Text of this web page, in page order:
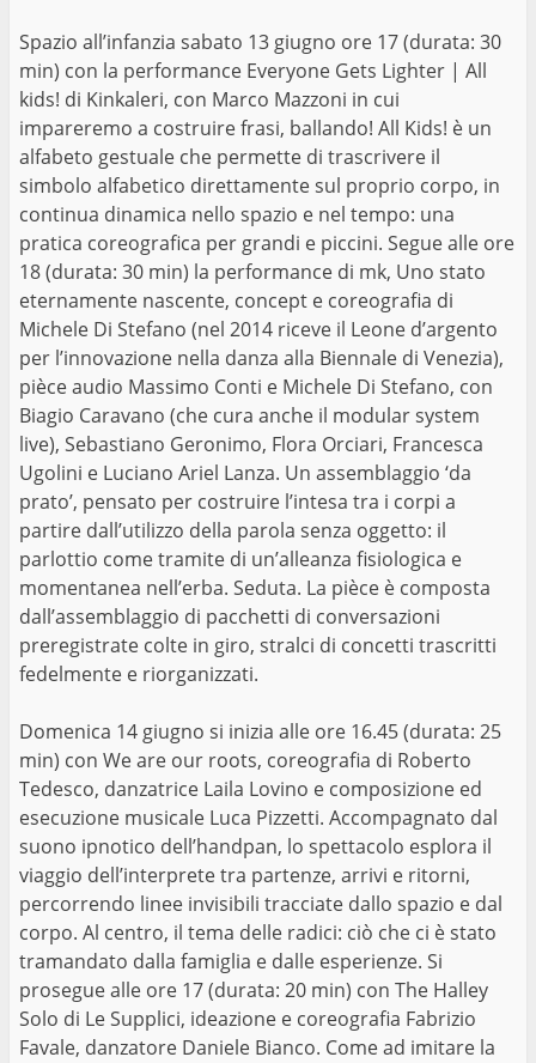
Spazio all’infanzia sabato 13 giugno ore 17 (durata: 30
min) con la performance Everyone Gets Lighter | All
kids! di Kinkaleri, con Marco Mazzoni in cui
impareremo a costruire frasi, ballando! All Kids! è un
alfabeto gestuale che permette di trascrivere il
simbolo alfabetico direttamente sul proprio corpo, in
continua dinamica nello spazio e nel tempo: una
pratica coreografica per grandi e piccini. Segue alle ore
18 (durata: 30 min) la performance di mk, Uno stato
eternamente nascente, concept e coreografia di
Michele Di Stefano (nel 2014 riceve il Leone d’argento
per l’innovazione nella danza alla Biennale di Venezia),
pièce audio Massimo Conti e Michele Di Stefano, con
Biagio Caravano (che cura anche il modular system
live), Sebastiano Geronimo, Flora Orciari, Francesca
Ugolini e Luciano Ariel Lanza. Un assemblaggio ‘da
prato’, pensato per costruire l’intesa tra i corpi a
partire dall’utilizzo della parola senza oggetto: il
parlottio come tramite di un’alleanza fisiologica e
momentanea nell’erba. Seduta. La pièce è composta
dall’assemblaggio di pacchetti di conversazioni
preregistrate colte in giro, stralci di concetti trascritti
fedelmente e riorganizzati.
Domenica 14 giugno si inizia alle ore 16.45 (durata: 25
min) con We are our roots, coreografia di Roberto
Tedesco, danzatrice Laila Lovino e composizione ed
esecuzione musicale Luca Pizzetti. Accompagnato dal
suono ipnotico dell’handpan, lo spettacolo esplora il
viaggio dell’interprete tra partenze, arrivi e ritorni,
percorrendo linee invisibili tracciate dallo spazio e dal
corpo. Al centro, il tema delle radici: ciò che ci è stato
tramandato dalla famiglia e dalle esperienze. Si
prosegue alle ore 17 (durata: 20 min) con The Halley
Solo di Le Supplici, ideazione e coreografia Fabrizio
Favale, danzatore Daniele Bianco. Come ad imitare la